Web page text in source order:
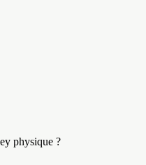
physique ?